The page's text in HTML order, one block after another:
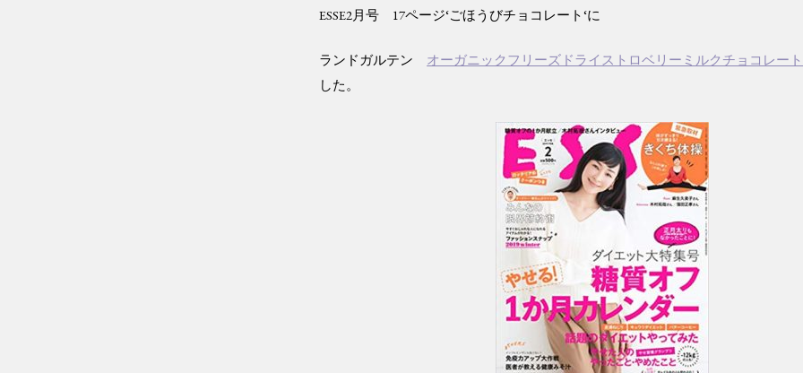
ESSE2月号 17ページ‘ごほうびチョコレート‘に
ランドガルテン オーガニックフリーズドライストロベリーミルクチョコレート
した。